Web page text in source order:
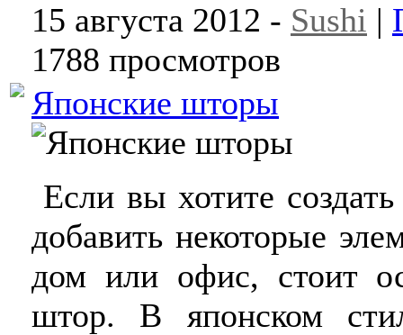
15 августа 2012 - Sushi |
1788 просмотров
Японские шторы
Если вы хотите
добавить некоторые
дом или офис, стоит
штор. В японском